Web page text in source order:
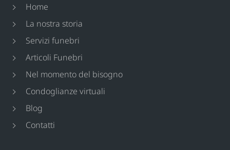
Home
La nostra storia
Servizi funebri
Articoli Funebri
Nel momento del bisogno
Condoglianze virtuali
Blog
Contatti